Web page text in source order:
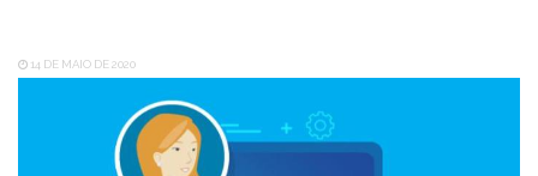
14 DE MAIO DE 2020